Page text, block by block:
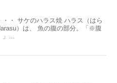
・・ サケのハラス焼 ハラス（はら
）は、 魚の腹の部分。「※腹
...